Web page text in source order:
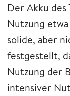
Der Akku
Nutzung
solide, aber
festgestellt,
Nutzung der
intensiver